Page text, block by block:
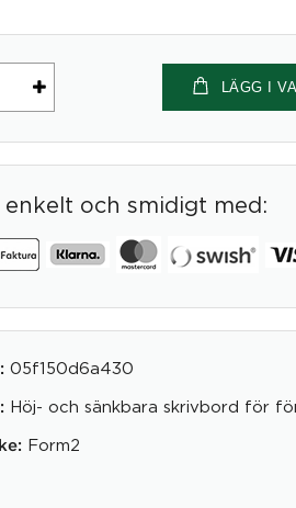
LÄGG I
enkelt och smidigt med:
05f150d6a430
Höj- och sänkbara skrivbord för
Form2